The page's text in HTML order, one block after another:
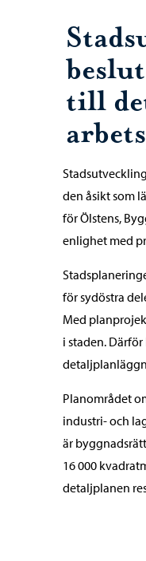
till
den åsikt som
för Ölstens,
enlighet med
för sydöstra
Med
i staden.
Planområdet
industri- och
är
16 000
detaljplanen